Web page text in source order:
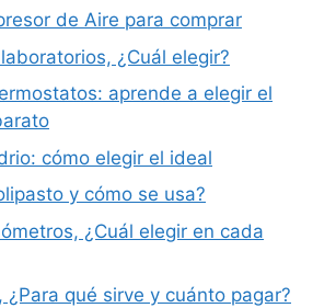
de Aire para comprar
¿Cuál elegir?
aprende a elegir el
cómo elegir el ideal
y cómo se usa?
¿Cuál elegir en cada
¿Para qué sirve y cuánto pagar?